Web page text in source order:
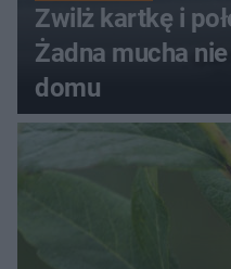
Zwilż kartkę i
Żadna mucha
domu